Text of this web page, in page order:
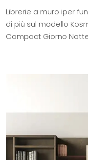
Librerie a muro iper
di più sul modello
Compact Giorno